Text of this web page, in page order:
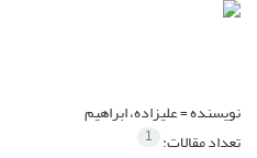
نویسنده =علیزاده، ابراهیم
تعداد مقالات: 1